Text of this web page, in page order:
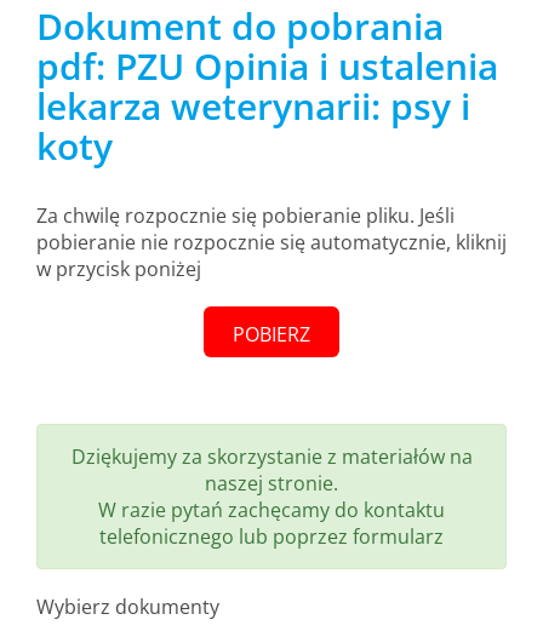
Dokument do pobrania
pdf: PZU Opinia i ustalenia
lekarza weterynarii: psy i
koty
Za chwilę rozpocznie się pobieranie pliku. Jeśli
pobieranie nie rozpocznie się automatycznie, kliknij
w przycisk poniżej
POBIERZ
Dziękujemy za skorzystanie z materiałów na
naszej stronie.
W razie pytań zachęcamy do kontaktu
telefonicznego lub poprzez formularz
Wybierz dokumenty